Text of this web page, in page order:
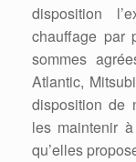
disposition
chauffage par
sommes
Atlantic,
disposition de
les maintenir
qu’elles